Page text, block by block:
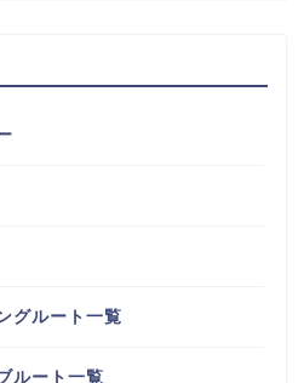
グルート一覧
ルート一覧